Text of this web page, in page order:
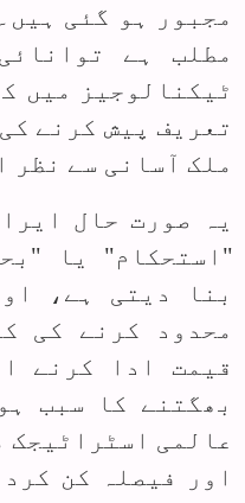
مجبور ہو گئی
مطلب ہے
ٹیکنالوجیز میں
تعریف پیش کرنے
ملک آسانی سے نظر
یہ صورت حال
"استحکام" یا
بنا دیتی ہے،
محدود کرنے کی
قیمت ادا کرنے
بھگتنے کا سبب
عالمی اسٹراٹیجک
اور فیصلہ کن